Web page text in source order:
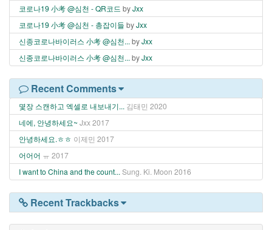
코로나19 小考 @심천 - QR코드 byJxx
코로나19 小考 @심천 - 총잡이들 byJxx
신종코로나바이러스 小考 @심천... byJxx
신종코로나바이러스 小考 @심천... byJxx
Recent Comments
몇장 스캔하고 엑셀로 내보내기... 김태민 2020
네에, 안녕하세요~ Jxx2017
안녕하세요.ㅎㅎ 이제민 2017
어어어 ㅠ 2017
I want to China and the count... Sung. Ki. Moon 2016
Recent Trackbacks